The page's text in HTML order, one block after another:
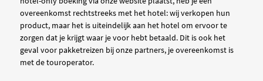
overeenkomst rechtstreeks met het hotel: wij verkopen hun
product, maar het is uiteindelijk aan het hotel om ervoor te
zorgen dat je krijgt waar je voor hebt betaald. Dit is ook het
geval voor pakketreizen bij onze partners, je overeenkomst is
met de touroperator.